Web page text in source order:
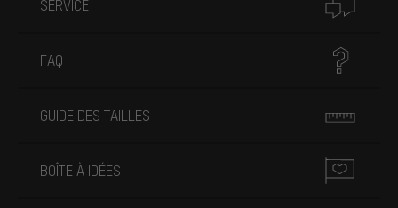
SERVICE
FAQ
GUIDE DES TAILLES
BOÎTE À IDÉES